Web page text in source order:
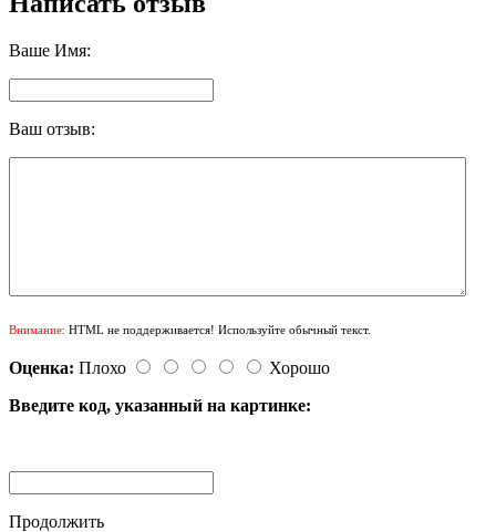
Ваше Имя:
Ваш отзыв:
Внимание: HTML не поддерживается! Используйте обычный текст.
Оценка: Плохо
Хорошо
Введите код, указанный на картинке:
Продолжить